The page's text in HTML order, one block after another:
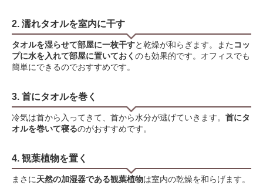
2. 濡れタオルを室内に干す
タオルを湿らせて部屋に一枚干すと乾燥が和らぎます。また コッ
プに水を入れて部屋に置いておく のも効果的です。オフィスでも
簡単にできるのでおすすめです。
3. 首にタオルを巻く
冷気は首から入ってきて、首から水分が逃げていきます。 首にタ
オルを巻いて寝るのがおすすめです。
4. 観葉植物を置く
まさに天然の加湿器である観葉植物は室内の乾燥を和らげます。